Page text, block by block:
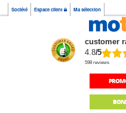
Société Espace client Ma sélection
customer
4.8/5
598 reviews